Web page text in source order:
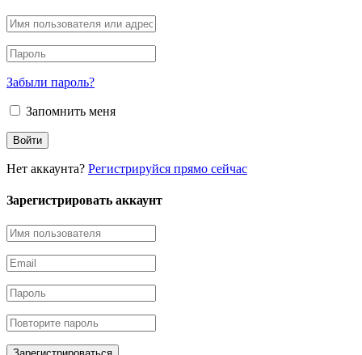
Забыли пароль?
Запомнить меня
Нет аккаунта? Регистрируйся прямо сейчас
Зарегистрировать аккаунт